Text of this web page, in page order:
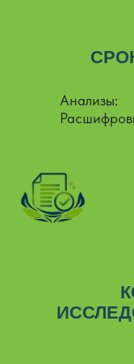
Анализы: